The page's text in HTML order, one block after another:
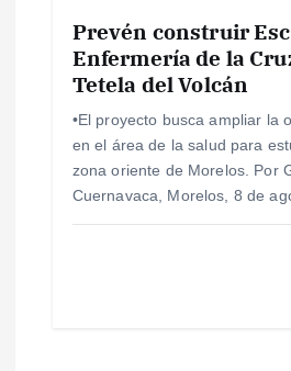
Prevén construir
Enfermería de la
Tetela del Volcán
•El proyecto busca ampliar la
en el área de la salud para
zona oriente de Morelos. Por
Cuernavaca, Morelos, 8 de